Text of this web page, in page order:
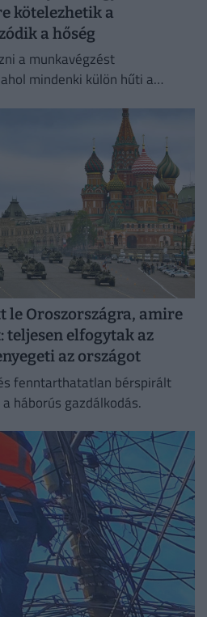
kötelezhetik a
a hőség
a munkavégzést
mindenki külön hűti a
központilag működik.
le Oroszországra, amire
teljesen elfogytak az
az országot
fenntarthatatlan bérspirált
háborús gazdálkodás.